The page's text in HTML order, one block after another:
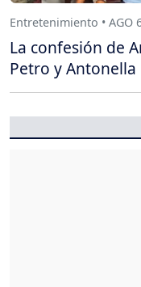
Entretenimiento • AGO
La confesión de
Petro y